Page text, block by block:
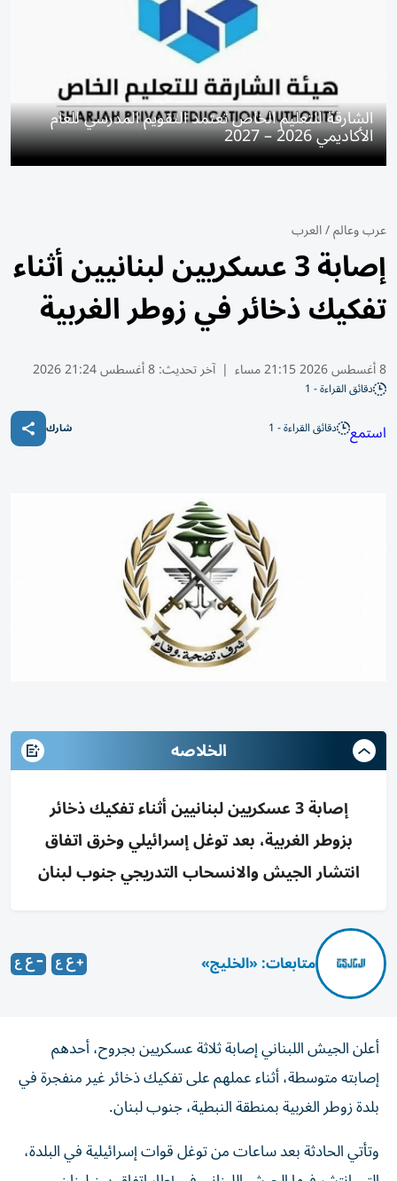
الشارقة للتعليم الخاص تعتمد التقويم المدرسي للعام
الأكاديمي 2026 – 2027
عرب وعالم/العرب
إصابة 3 عسكريين لبنانيين أثناء
تفكيك ذخائر في زوطر الغربية
8 أغسطس 2026 21:15 مساء | آخر تحديث:8 أغسطس 21:24 2026
دقائق القراءة - 1
استمع دقائق القراءة - 1 شارك
الخلاصه
إصابة 3 عسكريين لبنانيين أثناء تفكيك ذخائر
بزوطر الغربية، بعد توغل إسرائيلي وخرق اتفاق
انتشار الجيش والانسحاب التدريجي جنوب لبنان
متابعات: «الخليج»
أعلن الجيش اللبناني إصابة ثلاثة عسكريين بجروح، أحدهم
إصابته متوسطة، أثناء عملهم على تفكيك ذخائر غير منفجرة في
بلدة زوطر الغربية بمنطقة النبطية، جنوب لبنان.
وتأتي الحادثة بعد ساعات من توغل قوات إسرائيلية في البلدة،